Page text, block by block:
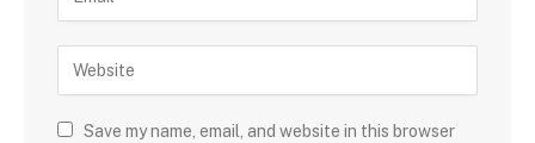
Save my name, email, and website in this browser